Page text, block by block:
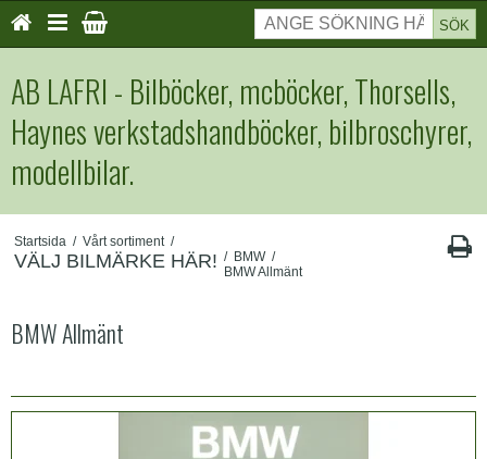
SÖK
AB LAFRI - Bilböcker, mcböcker, Thorsells,
Haynes verkstadshandböcker, bilbroschyrer,
modellbilar.
Startsida / Vårt sortiment /
VÄLJ BILMÄRKE HÄR! / BMW /
BMW Allmänt
BMW Allmänt